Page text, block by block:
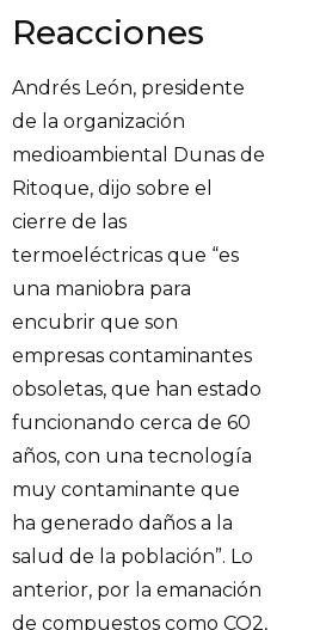
Reacciones
Andrés León, presidente
de la organización
medioambiental Dunas de
Ritoque, dijo sobre el
cierre de las
termoeléctricas que “es
una maniobra para
encubrir que son
empresas contaminantes
obsoletas, que han estado
funcionando cerca de 60
años, con una tecnología
muy contaminante que
ha generado daños a la
salud de la población”. Lo
anterior, por la emanación
de compuestos como CO2,